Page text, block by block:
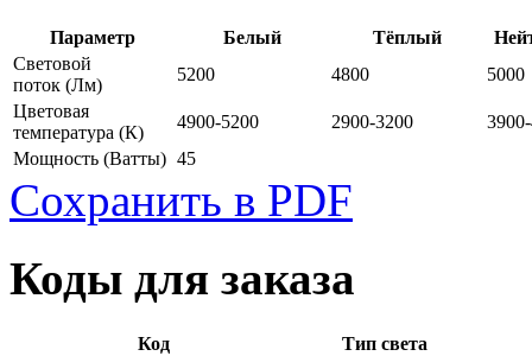
Параметр Белый Тёплый
Световой
поток (Лм)
5200 4800
5000
Цветовая
температура (К)
4900-5200 2900-3200
Мощность (Ватты) 45
Сохранить в PDF
Коды для заказа
Код
Тип света